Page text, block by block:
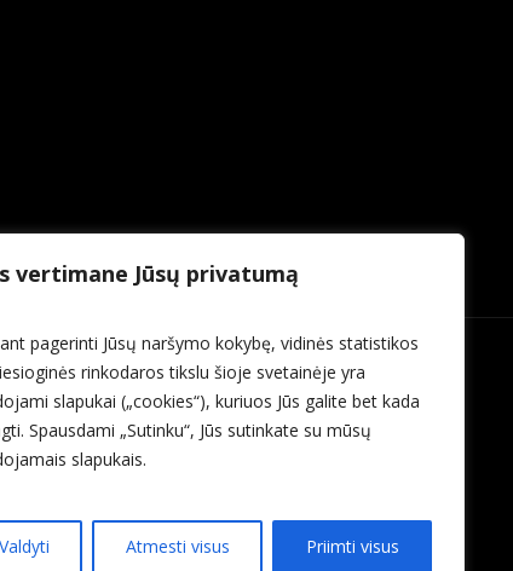
vertimane Jūsų privatumą
pagerinti Jūsų naršymo kokybę, vidinės statistikos
rinkodaros tikslu šioje svetainėje yra
slapukai („cookies“), kuriuos Jūs galite bet kada
Spausdami „Sutinku“, Jūs sutinkate su mūsų
slapukais.
Valdyti Atmesti visus Priimti visus